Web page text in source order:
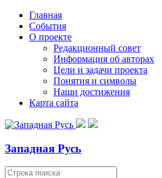
Главная
События
О проекте
Редакционный совет
Информация об авторах
Цели и задачи проекта
Понятия и символы
Наши достижения
Карта сайта
Западная Русь